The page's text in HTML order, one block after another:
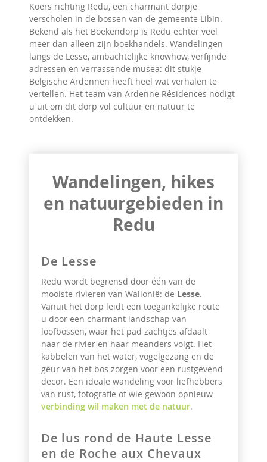
Koers richting Redu, een charmant dorpje
verscholen in de bossen van de gemeente Libin.
Bekend als het Boeken­dorp is Redu echter veel
meer dan alleen zijn boekhandels. Wandelingen
langs de Lesse, ambachtelijke knowhow, verfijnde
adressen en verrassende musea: dit stukje
Belgische Ardennen heeft heel wat verhalen te
vertellen. Het team van Ardenne Résidences nodigt
u uit om dit dorp vol cultuur en natuur te
ontdekken.
Wandelingen, hikes
en natuurgebieden in
Redu
De Lesse
Redu wordt begrensd door één van de
mooiste rivieren van Wallonië: de Lesse.
Vanuit het dorp leidt een toegankelijke route
u door een charmant landschap van
loofbossen, waar het pad zachtjes afdaalt
naar de rivier en haar meanders volgt. Het
kabbelen van het water, vogelgezang en de
geur van het bos zorgen voor een rustgevend
decor. Een ideale wandeling voor liefhebbers
van rust, fotografie of wie gewoon opnieuw
verbinding wil maken met de natuur.
De lus rond de Haute Lesse
en de Roche aux Chevaux